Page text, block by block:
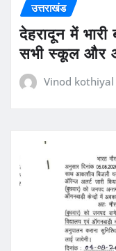
उत्तराखंड
देहरादून में
सभी स्कूल और
Vinod kothiyal